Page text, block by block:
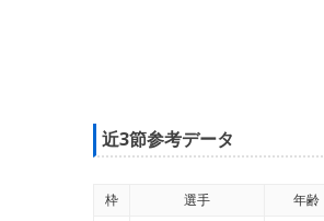
近3節参考データ
枠 選手 年齢